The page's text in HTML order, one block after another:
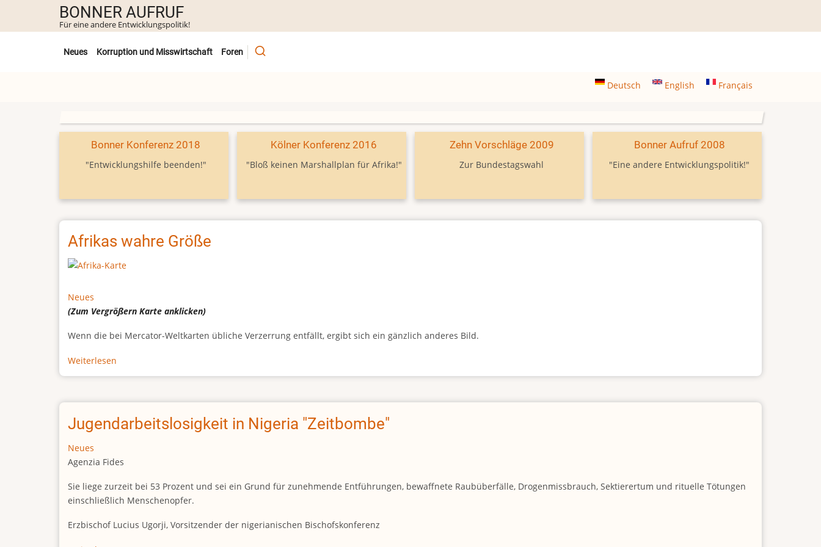
Inhalt
BONNER AUFRUF
Für eine andere Entwicklungspolitik!
Untermenü
Neues Korruption und Misswirtschaft Foren
Deutsch English Français
Bonner Konferenz 2018
"Entwicklungshilfe beenden!"
Kölner Konferenz 2016
"Bloß keinen Marshallplan für Afrika!"
Zehn Vorschläge 2009
Zur Bundestagswahl
Bonner Aufruf 2008
"Eine andere Entwicklungspolitik!"
Afrikas wahre Größe
Neues
(Zum VergrößernKarte anklicken)
Wenn die bei Mercator-Weltkarten übliche Verzerrung entfällt, ergibt sich ein gänzlich anderes Bild.
Weiterlesen
Afrikas
Größe
Jugendarbeitslosigkeit in Nigeria "Zeitbombe"
Neues
Agenzia Fides
Sie liege zurzeit bei 53 Prozent und sei ein Grund für zunehmende Entführungen, bewaffnete Raubüberfälle, Drogenmissbrauch, Sektierertum und rituelle Tötungen
einschließlich Menschenopfer.
Erzbischof Lucius Ugorji, Vorsitzender der nigerianischen Bischofskonferenz